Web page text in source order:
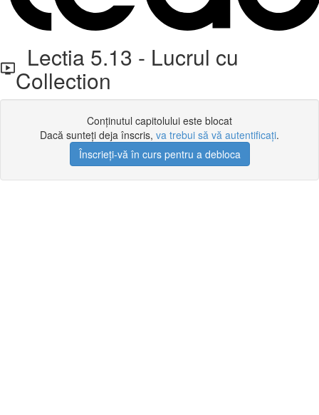
Lectia 5.13 - Lucrul cu
Collection
Conținutul capitolului este blocat
Dacă sunteți deja înscris, va trebui să vă autentificați.
Înscrieți-vă în curs pentru a debloca